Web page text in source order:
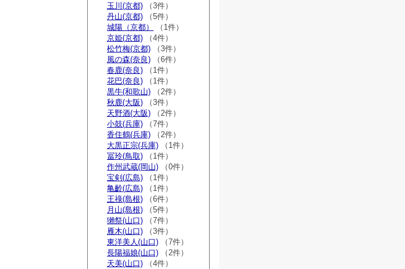
玉川(京都) （3件）
丹山(京都) （5件）
城陽（京都）
（1件）
京姫(京都) （4件）
松竹梅(京都) （3件）
風の森(奈良) （6件）
春鹿(奈良) （1件）
花巴(奈良) （1件）
黒牛(和歌山) （2件）
秋鹿(大阪) （3件）
天野酒(大阪) （2件）
小鼓(兵庫) （7件）
香住鶴(兵庫) （2件）
大黒正宗(兵庫) （1件）
冨玲(鳥取) （1件）
作州武蔵(岡山) （0件）
宝剣(広島) （1件）
亀齡(広島) （1件）
王祿(島根) （6件）
月山(島根) （5件）
獺祭(山口) （7件）
雁木(山口) （3件）
東洋美人(山口) （7件）
長陽福娘(山口) （2件）
天美(山口) （4件）